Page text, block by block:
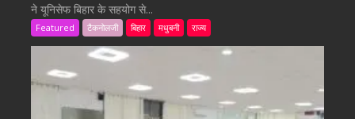
ने यूनिसेफ बिहार के सहयोग से...
Featured टैकनोलजी बिहार मधुबनी राज्य